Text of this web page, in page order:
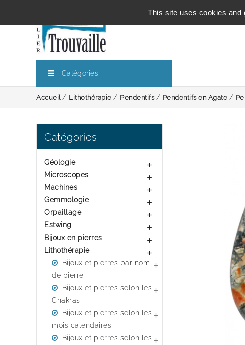
Catégories
Accueil Lithothérapie Pendentifs Pendentifs en Agate
Catégories
Géologie 
Microscopes 
Machines 
Gemmologie 
Orpaillage 
Estwing 
Bijoux en pierres 
Lithothérapie 
Bijoux et pierres par nom
de pierre

Bijoux et pierres selon les
Chakras

Bijoux et pierres selon les
mois calendaires

Bijoux et pierres selon les 
This site uses cookies and